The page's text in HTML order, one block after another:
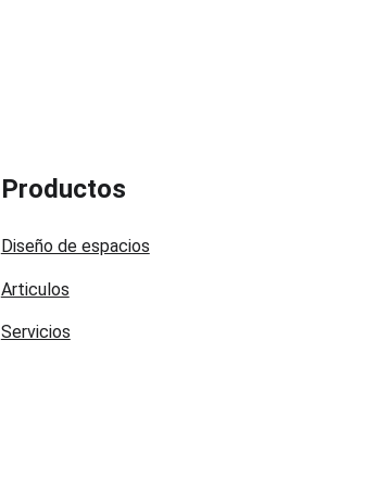
Productos
Diseño de espacios
Articulos
Servicios